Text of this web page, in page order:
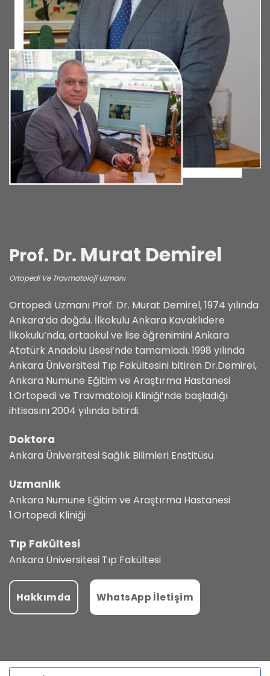
Prof. Dr. Murat Demirel
Ortopedi Ve Travmatoloji Uzmanı
Ortopedi Uzmanı Prof. Dr. Murat Demirel, 1974 yılında
Ankara’da doğdu. İlkokulu Ankara Kavaklıdere
İlkokulu’nda, ortaokul ve lise öğrenimini Ankara
Atatürk Anadolu Lisesi’nde tamamladı. 1998 yılında
Ankara Üniversitesi Tıp Fakültesini bitiren Dr.Demirel,
Ankara Numune Eğitim ve Araştırma Hastanesi
1.Ortopedi ve Travmatoloji Kliniği’nde başladığı
ihtisasını 2004 yılında bitirdi.
Doktora
Ankara Üniversitesi Sağlık Bilimleri Enstitüsü
Uzmanlık
Ankara Numune Eğitim ve Araştırma Hastanesi
1.Ortopedi Kliniği
Tıp Fakültesi
Ankara Üniversitesi Tıp Fakültesi
Hakkımda WhatsApp İletişim